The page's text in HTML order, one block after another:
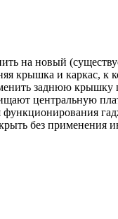
на новый
крышка и каркас,
заднюю крышку
центральную
без применения